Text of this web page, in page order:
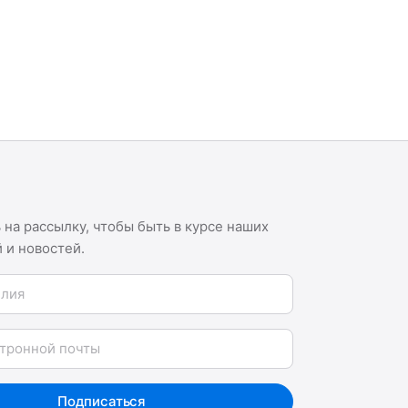
рассылку, чтобы быть в курсе наших
новостей.
Подписаться